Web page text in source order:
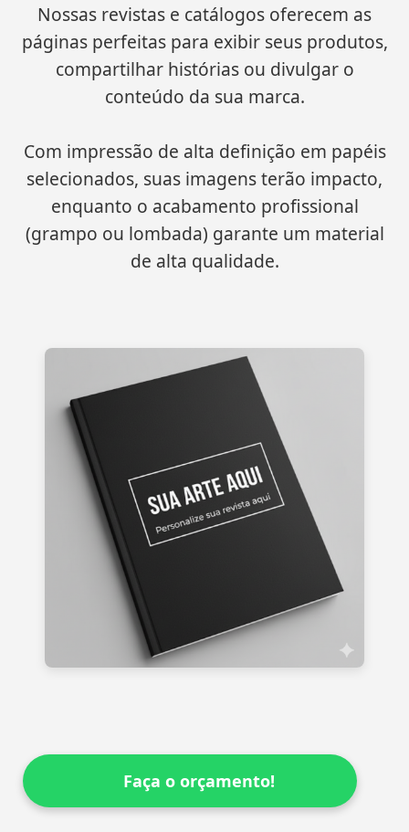
Nossas revistas e catálogos oferecem as
páginas perfeitas para exibir seus produtos,
compartilhar histórias ou divulgar o
conteúdo da sua marca.
Com impressão de alta definição em papéis
selecionados, suas imagens terão impacto,
enquanto o acabamento profissional
(grampo ou lombada) garante um material
de alta qualidade.
Faça o orçamento!